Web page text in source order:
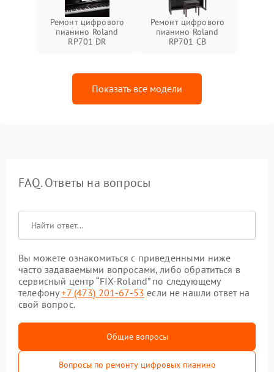
Ремонт цифрового
пианино Roland
RP701 DR
Ремонт цифрового
пианино Roland
RP701 CB
Показать все модели
FAQ. Ответы на вопросы
Вы можете ознакомиться с приведенными ниже
часто задаваемыми вопросами, либо обратиться в
сервисный центр “FIX-Roland” по следующему
телефону+7 (473) 201-67-53 если не нашли ответ на
свой вопрос.
Общие вопросы
Вопросы по ремонту цифровых пианино